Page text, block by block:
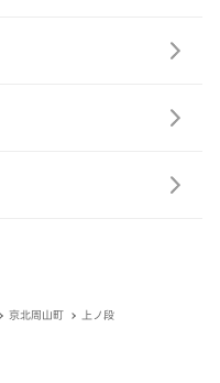
京北周山町 上ノ段